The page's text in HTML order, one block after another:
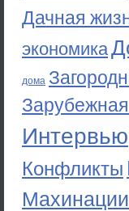
Дачная
экономика
дома
Интервью
Конфликты
Махинации